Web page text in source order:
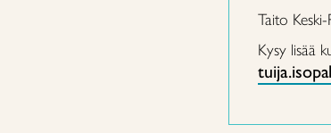
Taito
Kysy lisää